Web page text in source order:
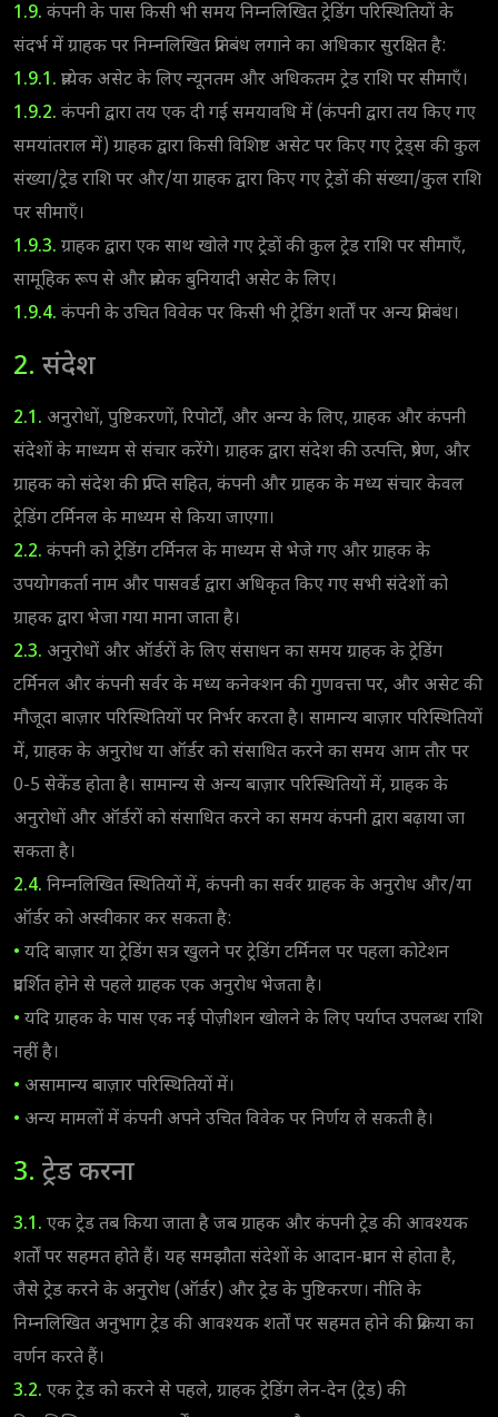
1.9. कंपनी के पास किसी भी समय निम्नलिखित ट्रेडिंग परिस्थितियों के
संदर्भ में ग्राहक पर निम्नलिखित प्रतिबंध लगाने का अधिकार सुरक्षित है:
1.9.1. प्रत्येक असेट के लिए न्यूनतम और अधिकतम ट्रेड राशि पर सीमाएँ।
1.9.2. कंपनी द्वारा तय एक दी गई समयावधि में (कंपनी द्वारा तय किए गए
समयांतराल में) ग्राहक द्वारा किसी विशिष्ट असेट पर किए गए ट्रेड्स की कुल
संख्या/ट्रेड राशि पर और/या ग्राहक द्वारा किए गए ट्रेडों की संख्या/कुल राशि
पर सीमाएँ।
1.9.3. ग्राहक द्वारा एक साथ खोले गए ट्रेडों की कुल ट्रेड राशि पर सीमाएँ,
सामूहिक रूप से और प्रत्येक बुनियादी असेट के लिए।
1.9.4. कंपनी के उचित विवेक पर किसी भी ट्रेडिंग शर्तों पर अन्य प्रतिबंध।
2. संदेश
2.1. अनुरोधों, पुष्टिकरणों, रिपोर्टों, और अन्य के लिए, ग्राहक और कंपनी
संदेशों के माध्यम से संचार करेंगे। ग्राहक द्वारा संदेश की उत्पत्ति, प्रेषण, और
ग्राहक को संदेश की प्राप्ति सहित, कंपनी और ग्राहक के मध्य संचार केवल
ट्रेडिंग टर्मिनल के माध्यम से किया जाएगा।
2.2. कंपनी को ट्रेडिंग टर्मिनल के माध्यम से भेजे गए और ग्राहक के
उपयोगकर्ता नाम और पासवर्ड द्वारा अधिकृत किए गए सभी संदेशों को
ग्राहक द्वारा भेजा गया माना जाता है।
2.3. अनुरोधों और ऑर्डरों के लिए संसाधन का समय ग्राहक के ट्रेडिंग
टर्मिनल और कंपनी सर्वर के मध्य कनेक्शन की गुणवत्ता पर, और असेट की
मौजूदा बाज़ार परिस्थितियों पर निर्भर करता है। सामान्य बाज़ार परिस्थितियों
में, ग्राहक के अनुरोध या ऑर्डर को संसाधित करने का समय आम तौर पर
0-5 सेकेंड होता है। सामान्य से अन्य बाज़ार परिस्थितियों में, ग्राहक के
अनुरोधों और ऑर्डरों को संसाधित करने का समय कंपनी द्वारा बढ़ाया जा
सकता है।
2.4. निम्नलिखित स्थितियों में, कंपनी का सर्वर ग्राहक के अनुरोध और/या
ऑर्डर को अस्वीकार कर सकता है:
• यदि बाज़ार या ट्रेडिंग सत्र खुलने पर ट्रेडिंग टर्मिनल पर पहला कोटेशन
प्रदर्शित होने से पहले ग्राहक एक अनुरोध भेजता है।
• यदि ग्राहक के पास एक नई पोज़ीशन खोलने के लिए पर्याप्त उपलब्ध राशि
नहीं है।
• असामान्य बाज़ार परिस्थितियों में।
• अन्य मामलों में कंपनी अपने उचित विवेक पर निर्णय ले सकती है।
3. ट्रेड करना
3.1. एक ट्रेड तब किया जाता है जब ग्राहक और कंपनी ट्रेड की आवश्यक
शर्तों पर सहमत होते हैं। यह समझौता संदेशों के आदान-प्रदान से होता है,
जैसे ट्रेड करने के अनुरोध (ऑर्डर) और ट्रेड के पुष्टिकरण। नीति के
निम्नलिखित अनुभाग ट्रेड की आवश्यक शर्तों पर सहमत होने की प्रक्रिया का
वर्णन करते हैं।
3.2. एक ट्रेड को करने से पहले, ग्राहक ट्रेडिंग लेन-देन (ट्रेड) की